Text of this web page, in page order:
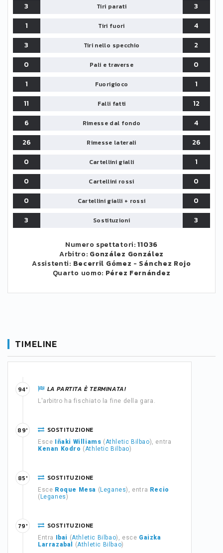
3
Tiri parati
3
1
Tiri fuori
4
3
Tiri nello specchio
2
0
Pali e traverse
0
1
Fuorigioco
1
11
Falli fatti
12
6
Rimesse dal fondo
4
26
Rimesse laterali
26
0
Cartellini gialli
1
0
Cartellini rossi
0
0
Cartellini gialli + rossi
0
3
Sostituzioni 3
Numero spettatori:11036
Arbitro: González González
Assistenti: Becerril Gómez - Sánchez Rojo
Quarto uomo: Pérez Fernández
TIMELINE
LA PARTITA È TERMINATA!
L'arbitro ha fischiato la fine della gara.
94'
SOSTITUZIONE
Esce Iñaki Williams (Athletic Bilbao), entra
Kenan Kodro (Athletic Bilbao)
89'
SOSTITUZIONE
Esce Roque Mesa ( Leganes), entra Recio
( Leganes)
85'
SOSTITUZIONE
Entra Ibai (Athletic Bilbao), esce Gaizka
Larrazabal
(Athletic Bilbao)
79'